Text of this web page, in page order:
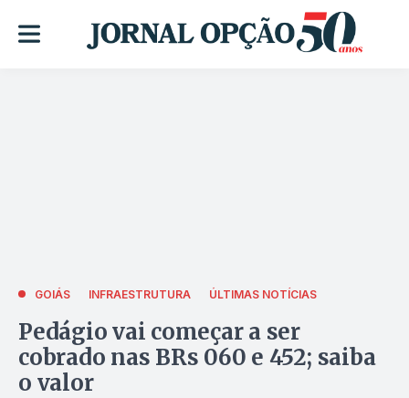
GOIÁS INFRAESTRUTURA ÚLTIMAS NOTÍCIAS
Pedágio vai começar a ser
cobrado nas BRs 060 e 452; saiba
o valor